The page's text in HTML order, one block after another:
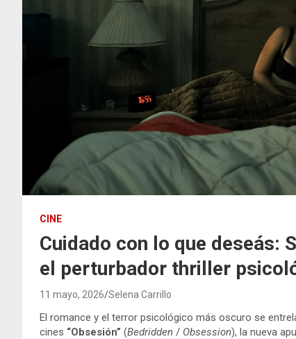
CINE
Cuidado con lo que deseás:
el perturbador thriller
11 mayo, 2026 Selena Carrillo
El romance y el terror psicológico más oscuro se
cines “Obsesión” (Bedridden / Obsession), la nueva